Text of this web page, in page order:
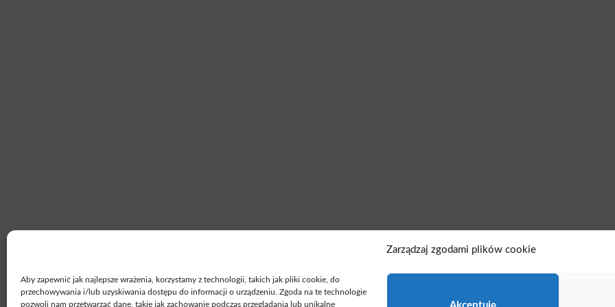
Zarządzaj zgodami plików cookie
Aby zapewnić jak najlepsze wrażenia, korzystamy z technologii, takich jak pliki cookie, do
przechowywania i/lub uzyskiwania dostępu do informacji o urządzeniu. Zgoda na te technologie
pozwoli nam przetwarzać dane, takie jak zachowanie podczas przeglądania lub unikalne